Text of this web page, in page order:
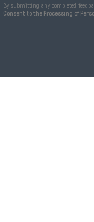
By submitting any completed
Consent to the Processing of